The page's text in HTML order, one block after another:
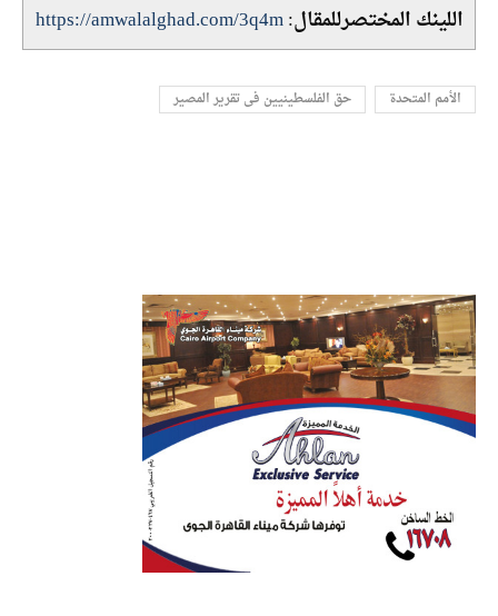
اللينك المختصرللمقال:https://amwalalghad.com/3q4m
الأمم المتحدة حق الفلسطينيين فى تقرير المصير